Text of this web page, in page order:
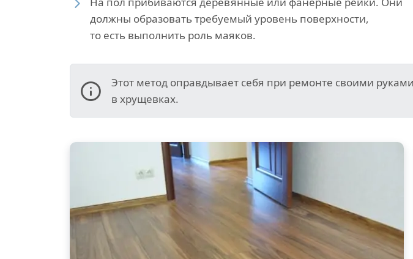
должны образовать требуемый уровень поверхности,
то есть выполнить роль маяков.
Этот метод оправдывает себя при ремонте своими
в хрущевках.